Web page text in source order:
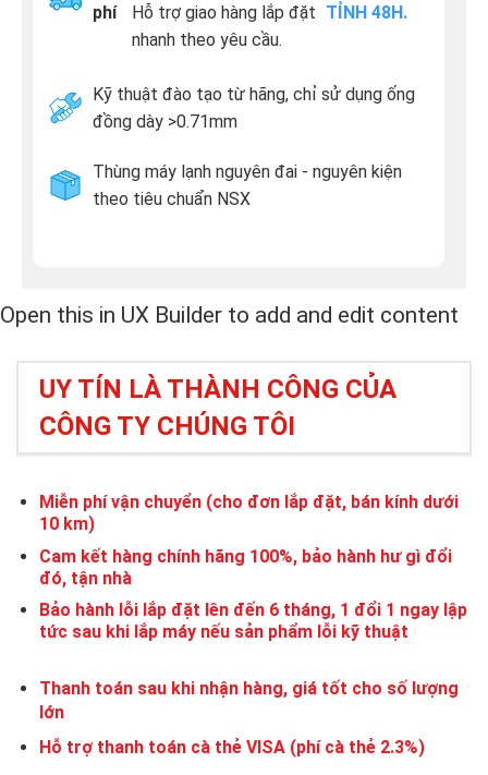
phí
Hỗ trợ giao hàng lắp đặt
nhanh theo yêu cầu.
TỈNH 48H.
Kỹ thuật đào tạo từ hãng, chỉ sử dụng ống
đồng dày >0.71mm
Thùng máy lạnh nguyên đai - nguyên kiện
theo tiêu chuẩn NSX
Open this in UX Builder to add and edit content
UY TÍN LÀ THÀNH CÔNG CỦA
CÔNG TY CHÚNG TÔI
Miễn phí vận chuyển (cho đơn lắp đặt, bán kính dưới
10 km)
Cam kết hàng chính hãng 100%, bảo hành hư gì đổi
đó, tận nhà
Bảo hành lỗi lắp đặt lên đến 6 tháng, 1 đổi 1 ngay lập
tức sau khi lắp máy nếu sản phẩm lỗi kỹ thuật
Thanh toán sau khi nhận hàng, giá tốt cho số lượng
lớn
Hỗ trợ thanh toán cà thẻ VISA (phí cà thẻ 2.3%)